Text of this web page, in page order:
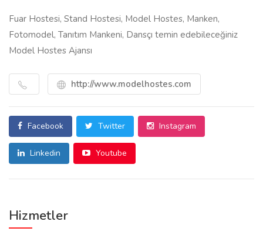
Fuar Hostesi, Stand Hostesi, Model Hostes, Manken,
Fotomodel, Tanıtım Mankeni, Dansçı temin edebileceğiniz
Model Hostes Ajansı
http://www.modelhostes.com
Facebook Twitter Instagram
Linkedin Youtube
Hizmetler